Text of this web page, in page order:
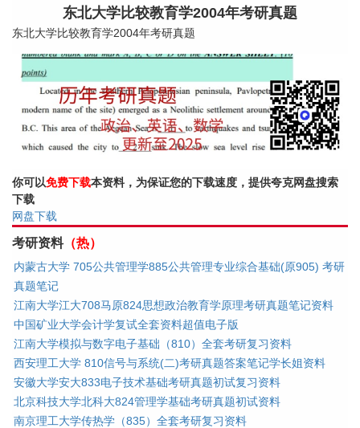
东北大学比较教育学2004年考研真题
东北大学比较教育学2004年考研真题
你可以免费下载本资料，为保证您的下载速度，提供夸克网盘搜索
下载
网盘下载
考研资料（热）
内蒙古大学 705公共管理学885公共管理专业综合基础(原905) 考研
真题笔记
江南大学江大708马原824思想政治教育学原理考研真题笔记资料
中国矿业大学会计学复试全套资料超值电子版
江南大学模拟与数字电子基础（810）全套考研复习资料
西安理工大学 810信号与系统(二)考研真题答案笔记学长姐资料
安徽大学安大833电子技术基础考研真题初试复习资料
北京科技大学北科大824管理学基础考研真题初试资料
南京理工大学传热学（835）全套考研复习资料